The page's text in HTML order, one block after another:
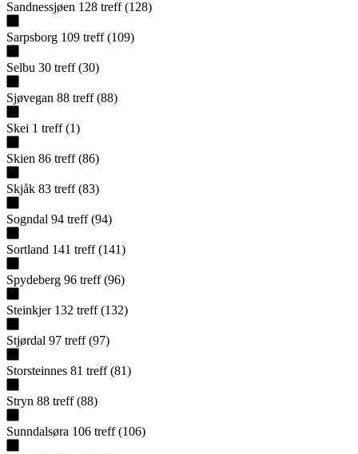
Sandnessjøen 128 treff (128)
Sarpsborg 109 treff (109)
Selbu 30 treff (30)
Sjøvegan 88 treff (88)
Skei 1 treff (1)
Skien 86 treff (86)
Skjåk 83 treff (83)
Sogndal 94 treff (94)
Sortland 141 treff (141)
Spydeberg 96 treff (96)
Steinkjer 132 treff (132)
Stjørdal 97 treff (97)
Storsteinnes 81 treff (81)
Stryn 88 treff (88)
Sunndalsøra 106 treff (106)